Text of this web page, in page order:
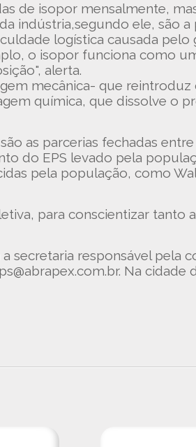
de isopor mensalmente,
indústria,segundo ele, são
logística causada
o isopor funciona como
alerta.
mecânica- que
química, que dissolve o
as parcerias fechadas
do EPS levado pela
pela população, como
para conscientizar tanto
secretaria responsável pela
Na cidade